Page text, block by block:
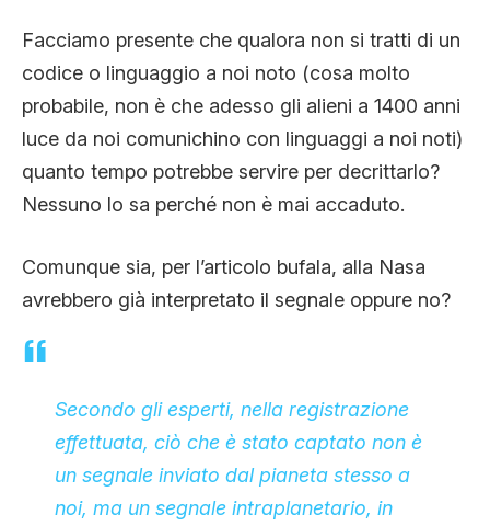
Facciamo presente che qualora non si tratti di un
codice o linguaggio a noi noto (cosa molto
probabile, non è che adesso gli alieni a 1400 anni
luce da noi comunichino con linguaggi a noi noti)
quanto tempo potrebbe servire per decrittarlo?
Nessuno lo sa perché non è mai accaduto.
Comunque sia, per l’articolo bufala, alla Nasa
avrebbero già interpretato il segnale oppure no?
Secondo gli esperti, nella registrazione
effettuata, ciò che è stato captato non è
un segnale inviato dal pianeta stesso a
noi, ma un segnale intraplanetario, in